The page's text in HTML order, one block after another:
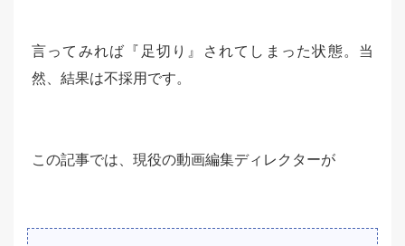
言ってみれば『足切り』されてしまった状態。当
然、結果は不採用です。
この記事では、現役の動画編集ディレクターが